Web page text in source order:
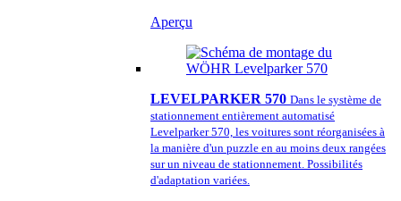
Aperçu
LEVELPARKER 570 Dans le système de
stationnement entièrement automatisé
Levelparker 570, les voitures sont réorganisées à
la manière d'un puzzle en au moins deux rangées
sur un niveau de stationnement. Possibilités
d'adaptation variées.